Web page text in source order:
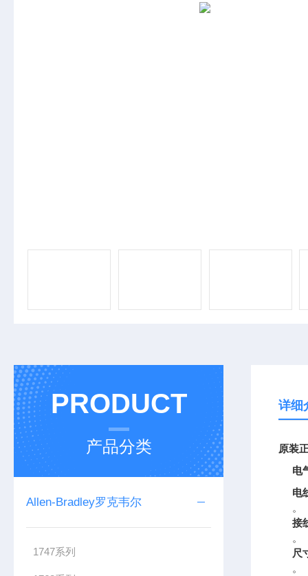
PRODUCT
产品分类
Allen-Bradley罗克韦尔
1747系列
详细
原装
电
电
。
接
。
尺
。